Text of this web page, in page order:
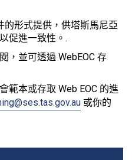
的形式提供，供塔斯馬尼亞
促進一致性。.
，並可透過 WebEOC 存
範本或存取 Web EOC 的進
或你的